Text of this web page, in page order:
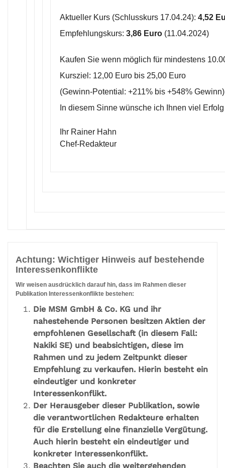
Aktueller Kurs (Schlusskurs 17.04.24): 4,52
Empfehlungskurs: 3,86 Euro (11.04.2024)
Kaufen Sie wenn möglich für mindestens
Kursziel: 12,00 Euro bis 25,00 Euro
(Gewinn-Potential: +211% bis +548% Gewinn)
In diesem Sinne wünsche ich Ihnen viel
Ihr Rainer Hahn
Chef-Redakteur
Achtung: Wichtiger Hinweis auf bestehende
Interessenkonflikte
Wir weisen ausdrücklich darauf hin, dass im Rahmen dieser
Publikation Interessenkonflikte bestehen:
Die MSM GmbH & Co. KG und ihr
nahestehende Personen besitzen Aktien der
empfohlenen Gesellschaft (in diesem Fall:
Nakiki SE) und beabsichtigen, diese im
Rahmen und zu jedem Zeitpunkt dieser
Empfehlung zu verkaufen. Hierin besteht ein
eindeutiger und konkreter
Interessenkonflikt.
Der Herausgeber dieser Publikation, sowie
die verantwortlichen Redakteure erhalten
für die Erstellung eine finanzielle Vergütung.
Auch hierin besteht ein eindeutiger und
konkreter Interessenkonflikt.
Beachten Sie auch die weitergehenden